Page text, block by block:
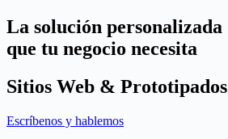
La solución personalizada
que tu negocio necesita
Sitios Web & Prototipados
Escríbenos y hablemos